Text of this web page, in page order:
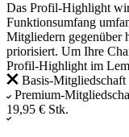
Das Profil-Highlight
Funktionsumfang
Mitgliedern gegenüber
priorisiert. Um Ihre
Profil-Highlight im
Basis-Mitgliedschaft
Premium-
19,95 € Stk.